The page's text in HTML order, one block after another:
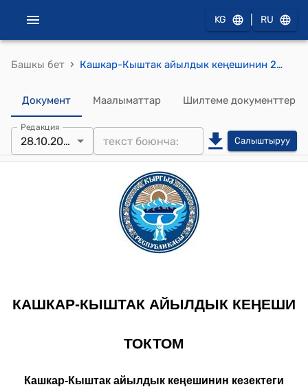
KG RU
Башкы бет › Кашкар-Кыштак айылдык кеңешинин 2016-жылдын 28-октябрындагы № 7 "Алгабас айылынын социалдык маселелерин чечүү жѳнүндѳ" токтому
Документ Маалыматтар Шилтеме документтер
Редакция
28.10.2016 Салыштыруу